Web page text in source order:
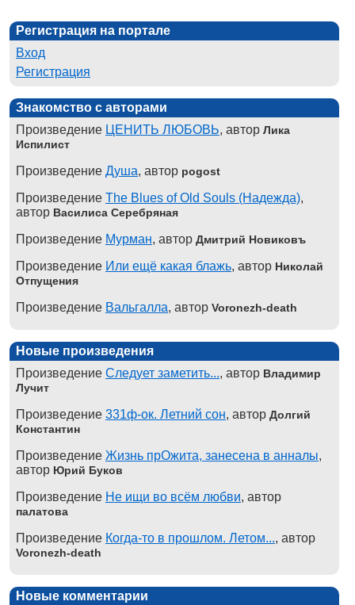
Регистрация на портале
Вход
Регистрация
Знакомство с авторами
Произведение ЦЕНИТЬ ЛЮБОВЬ, автор Лика
Испилист
Произведение Душа, автор pogost
Произведение The Blues of Old Souls (Надежда),
автор Василиса Серебряная
Произведение Мурман, автор Дмитрий Новиковъ
Произведение Или ещё какая блажь, автор Николай
Отпущения
Произведение Вальгалла, автор Voronezh-death
Новые произведения
Произведение Следует заметить..., автор Владимир
Лучит
Произведение 331ф-ок. Летний сон, автор Долгий
Константин
Произведение Жизнь прОжита, занесена в анналы,
автор Юрий Буков
Произведение Не ищи во всём любви, автор
палатова
Произведение Когда-то в прошлом. Летом..., автор
Voronezh-death
Новые комментарии